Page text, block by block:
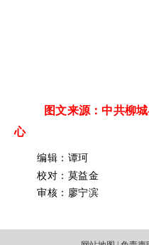
图文来源：中共柳
心
编辑：谭珂
校对：莫益金
审核：廖宁滨